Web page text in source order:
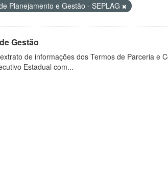
Planejamento e Gestão - SEPLAG
Gestão
de informações dos Termos de Parceria e
Estadual com...